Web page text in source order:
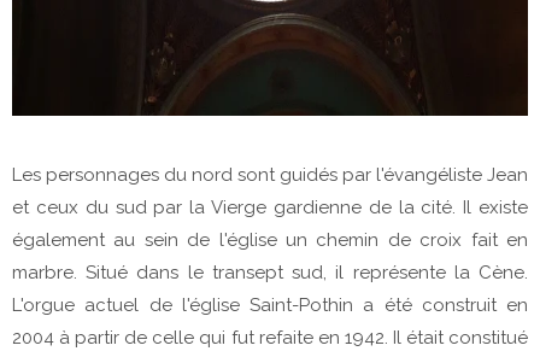
Les personnages du nord sont guidés par l'évangéliste Jean
et ceux du sud par la Vierge gardienne de la cité. Il existe
également au sein de l'église un chemin de croix fait en
marbre. Situé dans le transept sud, il représente la Cène.
L'orgue actuel de l'église Saint-Pothin a été construit en
2004 à partir de celle qui fut refaite en 1942. Il était constitué